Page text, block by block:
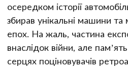
осередком історії
збирав унікальні машини
епох. На жаль, частина
внаслідок війни, але
серцях поціновувачів